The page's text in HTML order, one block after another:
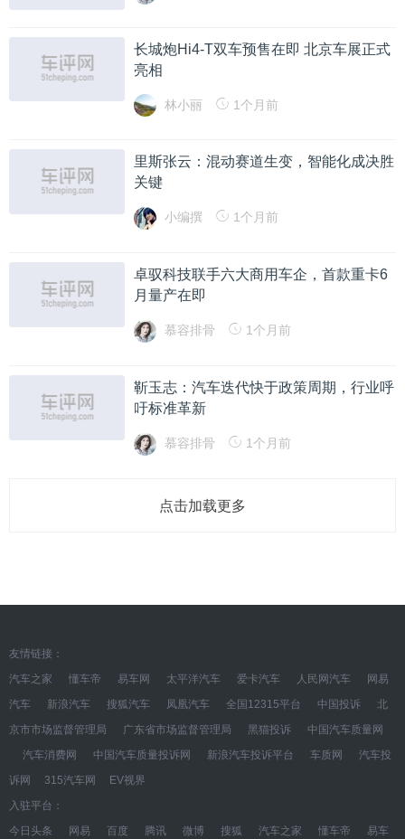
长城炮Hi4-T双车预售在即 北京车展正式
亮相
林小丽 1个月前
里斯张云：混动赛道生变，智能化成决胜
关键
小编撰 1个月前
卓驭科技联手六大商用车企，首款重卡6
月量产在即
慕容排骨 1个月前
靳玉志：汽车迭代快于政策周期，行业呼
吁标准革新
慕容排骨 1个月前
点击加载更多
友情链接：
汽车之家
懂车帝 易车网 太平洋汽车 爱卡汽车 人民网汽车
网易
汽车
新浪汽车 搜狐汽车 凤凰汽车 全国12315平台 中国投诉
北
京市市场监督管理局
广东省市场监督管理局 黑猫投诉
中国汽车质量网
汽车消费网
中国汽车质量投诉网 新浪汽车投诉平台 车质网
汽车投
诉网
315汽车网
EV视界
入驻平台：
今日头条
网易 百度 腾讯 微博 搜狐 汽车之家 懂车帝 易车